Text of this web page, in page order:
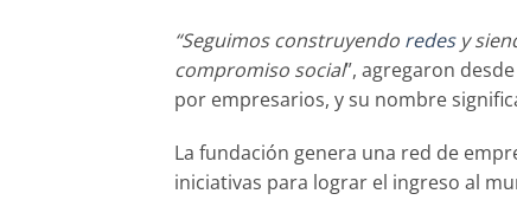
“Seguimos construyendo redesy
compromiso social”, agregaron
por empresarios, y su nombre
La fundación genera una red de
iniciativas para lograr el ingreso al